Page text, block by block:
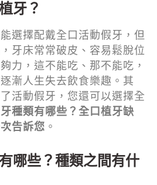
牙？
選擇配戴全口活動假牙，但
牙床常常破皮、容易鬆脫位
力，這不能吃、那不能吃，
漸人生失去飲食樂趣。其
活動假牙，您還可以選擇全
種類有哪些？全口植牙缺
告訴您 。
哪些？種類之間有什